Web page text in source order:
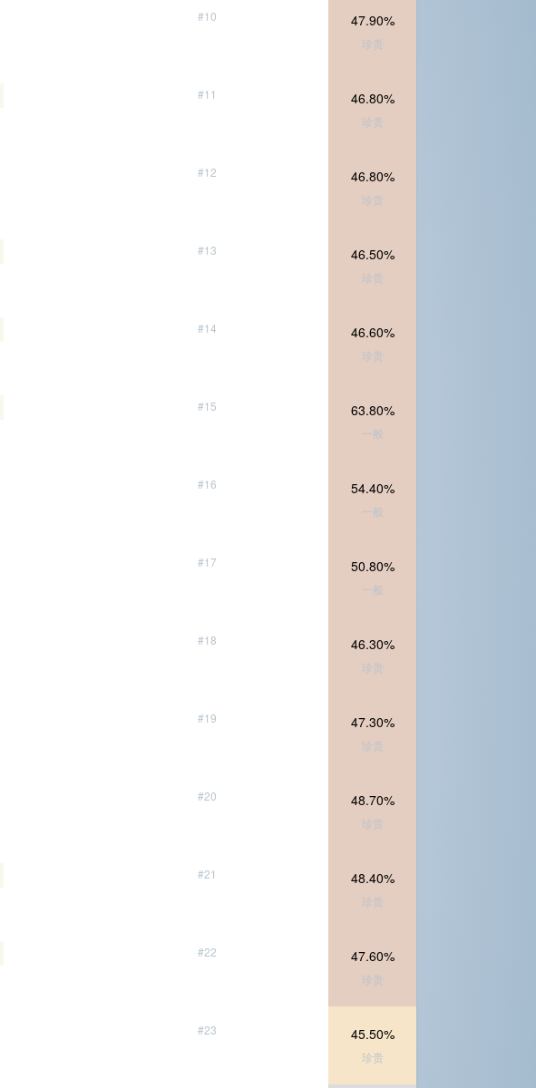
#10 47.90%
珍贵
#11 46.80%
珍贵
#12 46.80%
珍贵
#13 46.50%
珍贵
#14 46.60%
珍贵
#15 63.80%
一般
#16 54.40%
一般
#17 50.80%
一般
#18 46.30%
珍贵
#19 47.30%
珍贵
#20 48.70%
珍贵
#21 48.40%
珍贵
#22 47.60%
珍贵
#23 45.50%
珍贵